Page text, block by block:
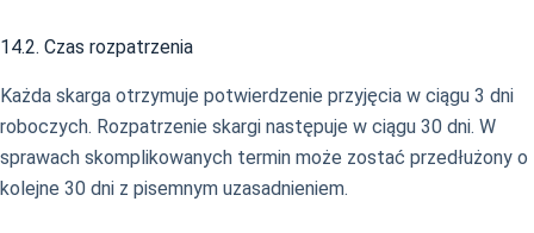
14.2. Czas rozpatrzenia
Każda skarga otrzymuje potwierdzenie przyjęcia w ciągu 3 dni
roboczych. Rozpatrzenie skargi następuje w ciągu 30 dni. W
sprawach skomplikowanych termin może zostać przedłużony o
kolejne 30 dni z pisemnym uzasadnieniem.